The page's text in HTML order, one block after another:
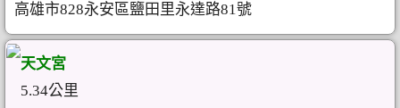
高雄市828永安區鹽田里永達路81號
天文宮
5.34公里